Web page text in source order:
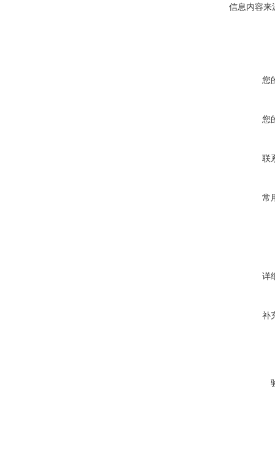
信息内容来
您
您
联
常
详
补